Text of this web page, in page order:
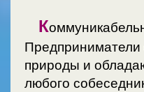
К
природы и
любого